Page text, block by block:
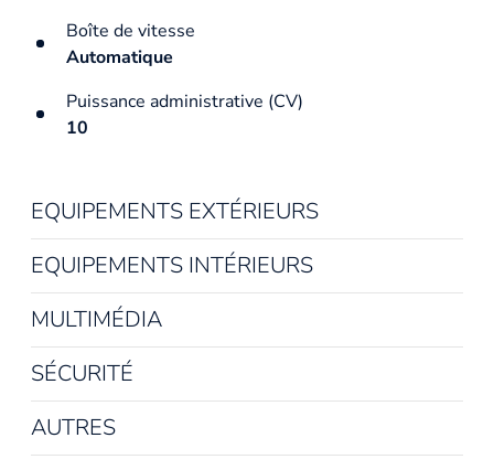
Boîte de vitesse
Automatique
Puissance administrative (CV)
10
EQUIPEMENTS EXTÉRIEURS
EQUIPEMENTS INTÉRIEURS
MULTIMÉDIA
SÉCURITÉ
AUTRES